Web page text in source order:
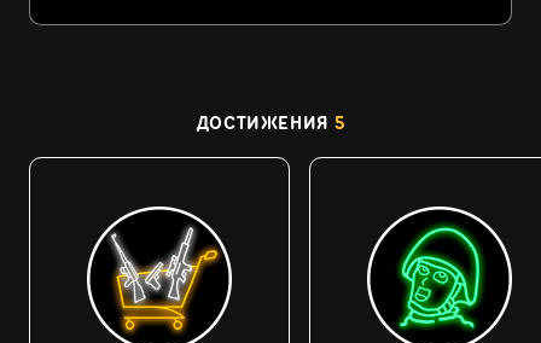
ДОСТИЖЕНИЯ 5